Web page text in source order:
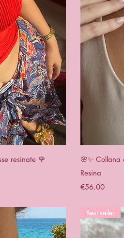
resinate 🌹
🌸✨
Resina
Price
€56.00
Best seller